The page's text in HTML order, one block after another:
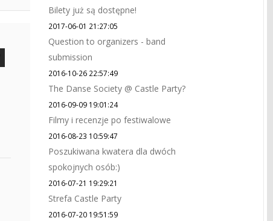
Bilety już są dostępne!
2017-06-01 21:27:05
Question to organizers - band
submission
2016-10-26 22:57:49
The Danse Society @ Castle Party?
2016-09-09 19:01:24
Filmy i recenzje po festiwalowe
2016-08-23 10:59:47
Poszukiwana kwatera dla dwóch
spokojnych osób:)
2016-07-21 19:29:21
Strefa Castle Party
2016-07-20 19:51:59